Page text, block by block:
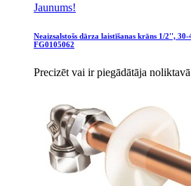
Jaunums!
Neaizsalstošs dārza laistīšanas krāns 1/2'',
FG0105062
Precizēt vai ir piegādātāja noliktavā